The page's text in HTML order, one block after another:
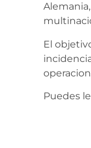
El
Puedes